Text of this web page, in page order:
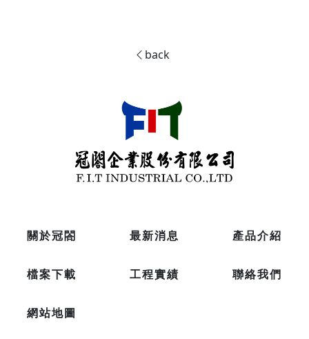
back
關於冠閤 最新消息 產品介紹
檔案下載 工程實績 聯絡我們
網站地圖